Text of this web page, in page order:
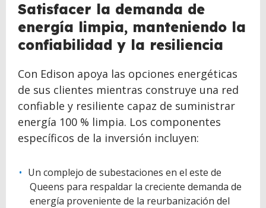
Satisfacer la demanda de
energía limpia, manteniendo la
confiabilidad y la resiliencia
Con Edison apoya las opciones energéticas
de sus clientes mientras construye una red
confiable y resiliente capaz de suministrar
energía 100 % limpia. Los componentes
específicos de la inversión incluyen:
Un complejo de subestaciones en el este de
Queens para respaldar la creciente demanda de
energía proveniente de la reurbanización del